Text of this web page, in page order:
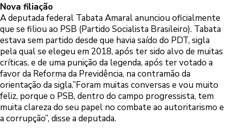
Nova filiação
A deputada federal Tabata Amaral anunciou oficialmente
que se filiou ao PSB (Partido Socialista Brasileiro). Tabata
estava sem partido desde que havia saído do PDT, sigla
pela qual se elegeu em 2018, após ter sido alvo de muitas
críticas, e de uma punição da legenda, após ter votado a
favor da Reforma da Previdência, na contramão da
orientação da sigla.”Foram muitas conversas e vou muito
feliz, porque o PSB, dentro do campo progressista, tem
muita clareza do seu papel no combate ao autoritarismo e
a corrupção”, disse a deputada.